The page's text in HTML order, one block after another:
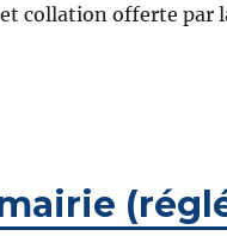
collation offerte par